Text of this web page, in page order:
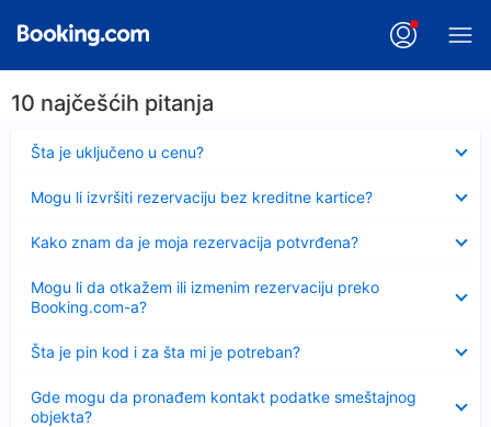
10 najčešćih pitanja
Šta je uključeno u cenu?
Sažeto
Mogu li izvršiti rezervaciju bez kreditne kartice?
Kako znam da je moja rezervacija potvrđena?
Mogu li da otkažem ili izmenim rezervaciju preko
Booking.com-a?
Šta je pin kod i za šta mi je potreban?
Sažeto
Gde mogu da pronađem kontakt podatke smeštajnog
objekta?